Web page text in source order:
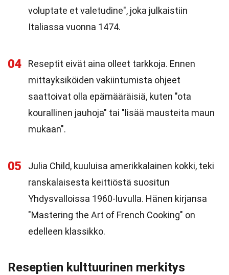
voluptate et valetudine", joka julkaistiin
Italiassa vuonna 1474.
04
Reseptit eivät aina olleet tarkkoja. Ennen
mittayksiköiden vakiintumista ohjeet
saattoivat olla epämääräisiä, kuten "ota
kourallinen jauhoja" tai "lisää mausteita maun
mukaan".
05
Julia Child, kuuluisa amerikkalainen kokki, teki
ranskalaisesta keittiöstä suositun
Yhdysvalloissa 1960-luvulla. Hänen kirjansa
"Mastering the Art of French Cooking" on
edelleen klassikko.
Reseptien kulttuurinen merkitys